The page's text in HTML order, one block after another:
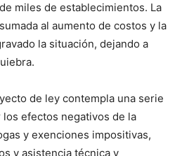
miles de establecimientos. La
al aumento de costos y la
la situación, dejando a
de ley contempla una serie
efectos negativos de la
y exenciones impositivas,
y asistencia técnica y